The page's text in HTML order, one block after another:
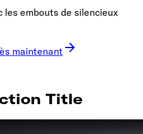
les embouts de silencieux
maintenant
Title